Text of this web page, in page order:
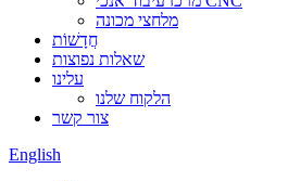
מלחצי מכונה
חֲדָשׁוֹת
שאלות נפוצות
עלינו
הלקוח שלנו
צור קשר
English